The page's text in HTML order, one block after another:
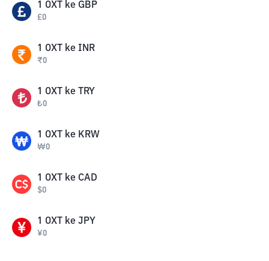
1 OXT ke GBP
£0
1 OXT ke INR
₹0
1 OXT ke TRY
₺0
1 OXT ke KRW
₩0
1 OXT ke CAD
$0
1 OXT ke JPY
¥0